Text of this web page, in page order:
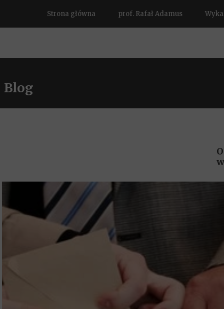
Strona główna prof. Rafał Adamus
Blog